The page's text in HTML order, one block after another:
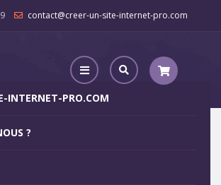
contact@creer-un-site-internet-pro.com
INTERNET-PRO.COM
?
Web Hazembourg